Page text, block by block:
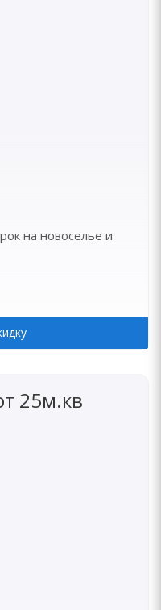
на новоселье и
25м.кв